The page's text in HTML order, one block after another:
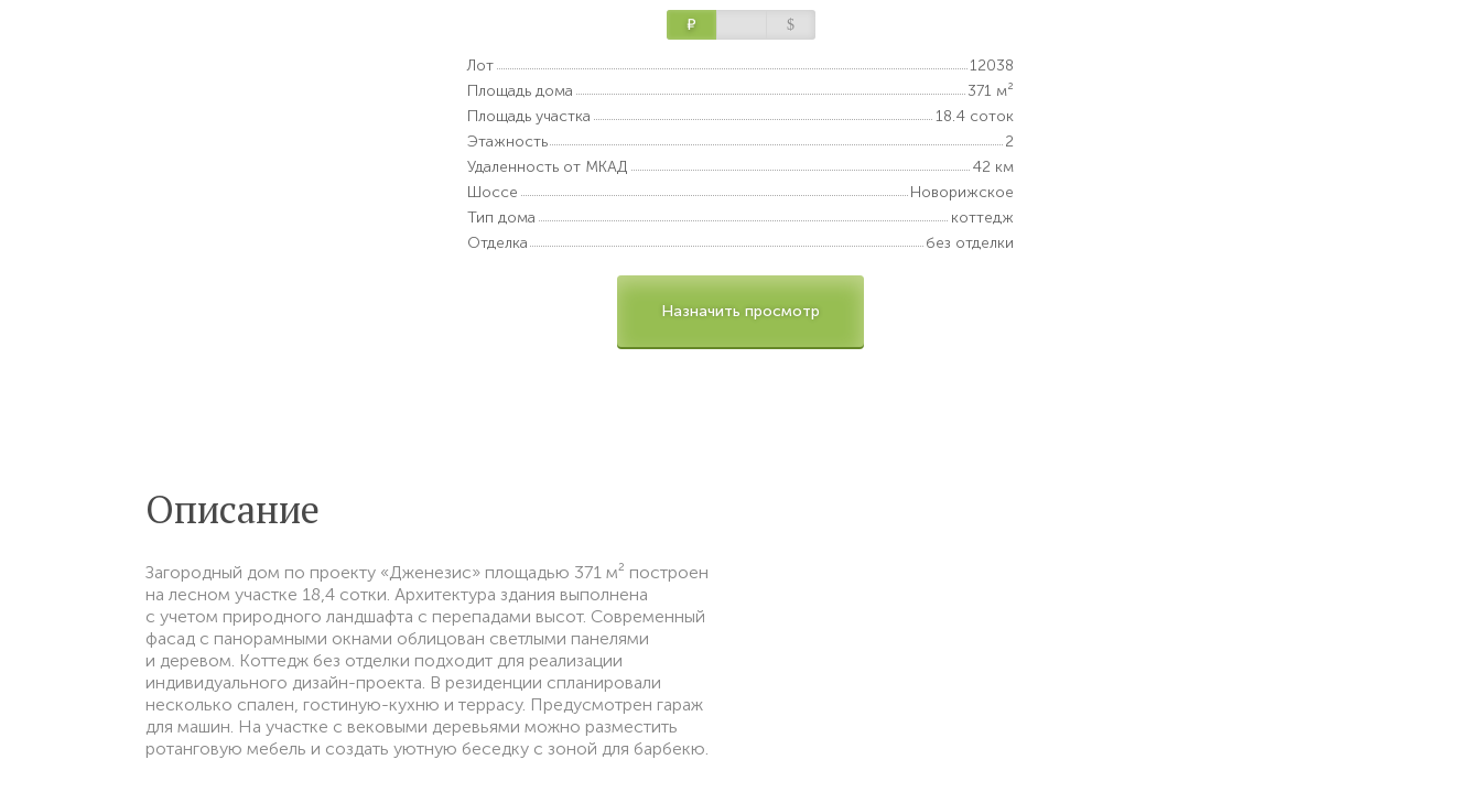
Р $
Лот
12038
Площадь дома
371 м²
Площадь участка
18.4 соток
Этажность
2
Удаленность от МКАД
42 км
Шоссе
Новорижское
Тип дома
коттедж
Отделка
без отделки
Назначить просмотр
Описание
Загородный дом по проекту «Дженезис» площадью 371 м² построен
на лесном участке 18,4 сотки. Архитектура здания выполнена
с учетом природного ландшафта с перепадами высот. Современный
фасад с панорамными окнами облицован светлыми панелями
и деревом. Коттедж без отделки подходит для реализации
индивидуального дизайн-проекта. В резиденции спланировали
несколько спален, гостиную-кухню и террасу. Предусмотрен гараж
для машин. На участке с вековыми деревьями можно разместить
ротанговую мебель и создать уютную беседку с зоной для барбекю.